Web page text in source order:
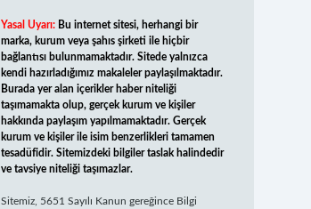
Yasal Uyarı: Bu internet sitesi, herhangi bir
marka, kurum veya şahıs şirketi ile hiçbir
bağlantısı bulunmamaktadır. Sitede yalnızca
kendi hazırladığımız makaleler paylaşılmaktadır.
Burada yer alan içerikler haber niteliği
taşımamakta olup, gerçek kurum ve kişiler
hakkında paylaşım yapılmamaktadır. Gerçek
kurum ve kişiler ile isim benzerlikleri tamamen
tesadüfidir. Sitemizdeki bilgiler taslak halindedir
ve tavsiye niteliği taşımazlar.
Sitemiz, 5651 Sayılı Kanun gereğince Bilgi